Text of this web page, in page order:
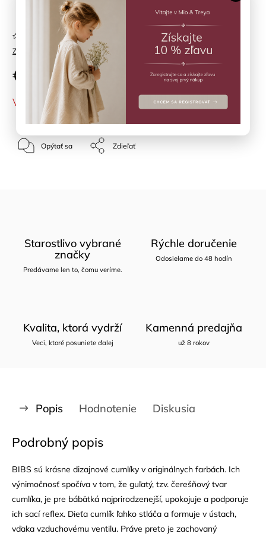
Položka bola vypredaná…
Značka:
Neohodnotené
€14,90
VYPREDANÉ
Opýtať sa Zdieľať
Starostlivo vybrané
značky
Predávame len to, čomu veríme.
Rýchle doručenie
Odosielame do 48 hodín
Kvalita, ktorá vydrží
Veci, ktoré posuniete ďalej
Kamenná predajňa
už 8 rokov
Popis Hodnotenie Diskusia
Podrobný popis
BIBS sú krásne dizajnové cumlíky v originálnych farbách. Ich
výnimočnosť spočíva v tom, že guľatý, tzv. čerešňový tvar
cumlíka, je pre bábätká najprirodzenejší, upokojuje a podporuje
ich sací reflex. Dieťa cumlík ľahko stláča a formuje v ústach,
vďaka vzduchovému ventilu. Práve preto je zachovaný